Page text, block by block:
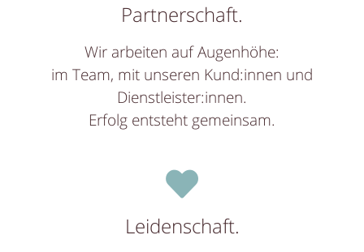
Partnerschaft.
Wir arbeiten auf Augenhöhe:
im Team, mit unseren Kund:innen und
Dienstleister:innen.
Erfolg entsteht gemeinsam.
Leidenschaft.